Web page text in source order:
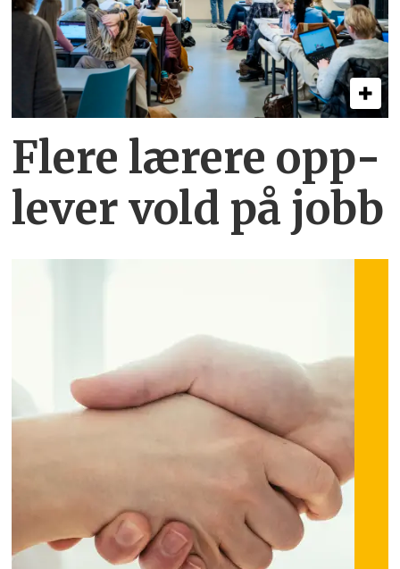
Flere lærere opp­
lever vold på jobb